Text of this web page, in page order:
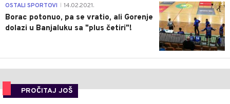
3
OSTALI SPORTOVI 14.02.2021.
Borac potonuo, pa se vratio, ali Gorenje
dolazi u Banjaluku sa "plus četiri"!
PROČITAJ JOŠ